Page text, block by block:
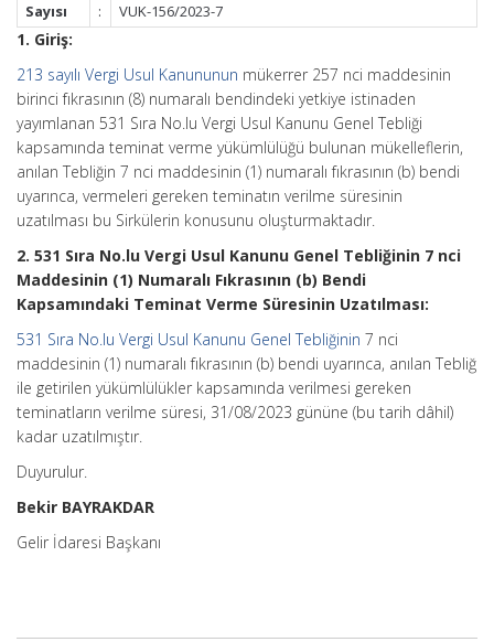
Sayısı
: VUK-156/2023-7
1. Giriş:
213 sayılı Vergi Usul Kanununun mükerrer 257 nci maddesinin
birinci fıkrasının (8) numaralı bendindeki yetkiye istinaden
yayımlanan 531 Sıra No.lu Vergi Usul Kanunu Genel Tebliği
kapsamında teminat verme yükümlülüğü bulunan mükelleflerin,
anılan Tebliğin 7 nci maddesinin (1) numaralı fıkrasının (b) bendi
uyarınca, vermeleri gereken teminatın verilme süresinin
uzatılması bu Sirkülerin konusunu oluşturmaktadır.
2. 531 Sıra No.lu Vergi Usul Kanunu Genel Tebliğinin 7 nci
Maddesinin (1) Numaralı Fıkrasının (b) Bendi
Kapsamındaki Teminat Verme Süresinin Uzatılması:
531 Sıra No.lu Vergi Usul Kanunu Genel Tebliğinin 7 nci
maddesinin (1) numaralı fıkrasının (b) bendi uyarınca, anılan Tebliğ
ile getirilen yükümlülükler kapsamında verilmesi gereken
teminatların verilme süresi, 31/08/2023 gününe (bu tarih dâhil)
kadar uzatılmıştır.
Duyurulur.
Bekir BAYRAKDAR
Gelir İdaresi Başkanı